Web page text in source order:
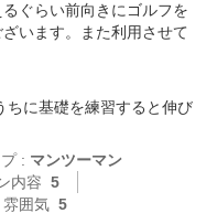
ぐらい前向きにゴルフを
います。また利用させて
ちに基礎を練習すると伸び
: マンツーマン
内容 5
雰囲気 5